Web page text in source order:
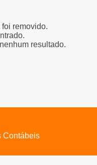
removido.
resultado.
Contábeis